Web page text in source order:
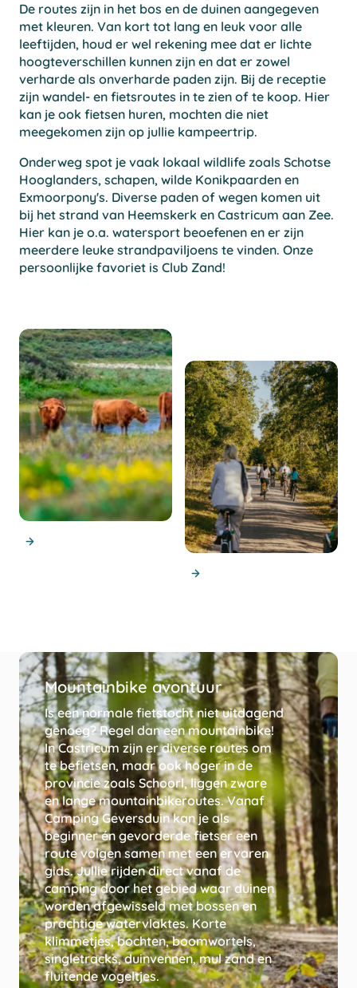
De routes zijn in het bos en de duinen aangegeven
met kleuren. Van kort tot lang en leuk voor alle
leeftijden, houd er wel rekening mee dat er lichte
hoogteverschillen kunnen zijn en dat er zowel
verharde als onverharde paden zijn. Bij de receptie
zijn wandel- en fietsroutes in te zien of te koop. Hier
kan je ook fietsen huren, mochten die niet
meegekomen zijn op jullie kampeertrip.
Onderweg spot je vaak lokaal wildlife zoals Schotse
Hooglanders, schapen, wilde Konikpaarden en
Exmoorpony's. Diverse paden of wegen komen uit
bij het strand van Heemskerk en Castricum aan Zee.
Hier kan je o.a. watersport beoefenen en er zijn
meerdere leuke strandpaviljoens te vinden. Onze
persoonlijke favoriet is Club Zand!
Mountainbike avontuur
Is een normale fietstocht niet uitdagend
genoeg? Regel dan een mountainbike!
In Castricum zijn er diverse routes om
te befietsen, maar ook hoger in de
provincie zoals Schoorl, liggen zware
en lange mountainbikeroutes. Vanaf
Camping Geversduin kan je als
beginner én gevorderde fietser een
route volgen samenmet een ervaren
gids. Jullie rijden direct vanaf de
camping door het gebied waar duinen
worden afgewisseld met bossen en
prachtige watervlaktes. Korte
klimmetjes, bochten, boomwortels,
singletracks, duinvennen, mul zand en
fluitende vogeltjes.